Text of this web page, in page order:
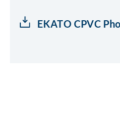
EKATO CPVC